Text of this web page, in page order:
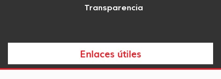
Transparencia
Enlaces útiles